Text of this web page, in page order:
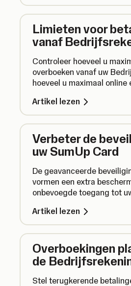
Limieten voor
vanaf
Controleer hoeveel u
overboeken vanaf uw
hoeveel u maximaal online
Card.
Artikel lezen
Verbeter de
uw SumUp Card
De geavanceerde
vormen een extra
onbevoegde toegang tot
zodoende extra beveiligt.
Artikel lezen
Overboekingen
de
Stel terugkerende